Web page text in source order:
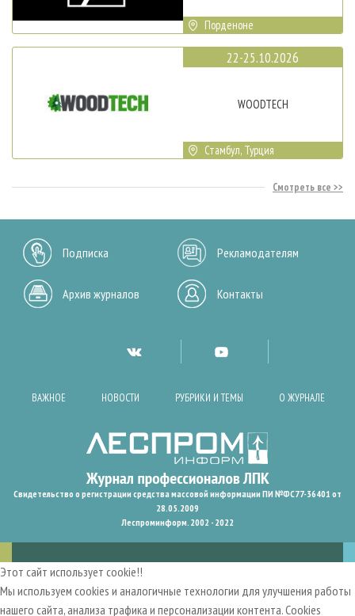
Порденоне
22-25.10.2026
WOODTECH
Стамбул, Турция
Смотреть все
Подписка Рекламодателям
Архив журналов Контакты
ВАЖНОЕ НОВОСТИ РУБРИКИ И ТЕМЫ О ЖУРНАЛЕ
Свидетельство о регистрации средства массовой информации ПИ №ФС77-36401 от
28.05.2009
Леспроминформ. 2002 - 2022
Этот сайт использует cookie!!
Мы используем cookies и аналогичные технологии для улучшения работы
нашего сайта, анализа трафика и персонализации контента. Cookies